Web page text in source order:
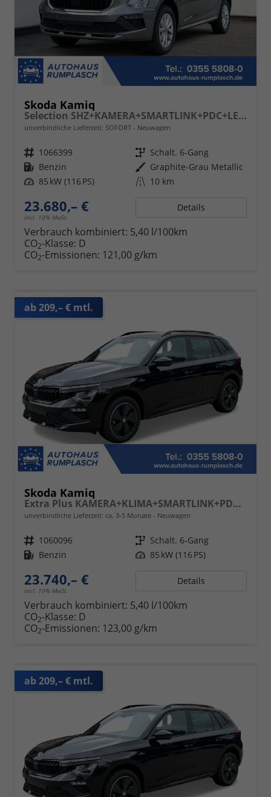
Skoda Kamiq
Selection SHZ+KAMERA+SMARTLINK+PDC+LED+16" ALU
unverbindliche Lieferzeit: SOFORT Neuwagen
Fahrzeugnr. 1066399 Getriebe Schalt. 6-Gang
Kraftstoff Benzin Außenfarbe Graphite-Grau Metallic
Leistung 85 kW (116 PS) Kilometerstand 10 km
23.680,– €
incl. 19% MwSt.
Details
Verbrauch kombiniert: 5,40 l/100km
CO2-Klasse: D
CO2-Emissionen: 121,00 g/km
ab 209,– € mtl.
Skoda Kamiq
Extra Plus KAMERA+KLIMA+SMARTLINK+PDC+LED+TEMPOMAT
unverbindliche Lieferzeit: ca. 3-5 Monate Neuwagen
Fahrzeugnr. 1060096 Getriebe Schalt. 6-Gang
Kraftstoff Benzin Leistung 85 kW (116 PS)
23.740,– €
incl. 19% MwSt.
Details
Verbrauch kombiniert: 5,40 l/100km
CO2-Klasse: D
CO2-Emissionen: 123,00 g/km
ab 209,– € mtl.